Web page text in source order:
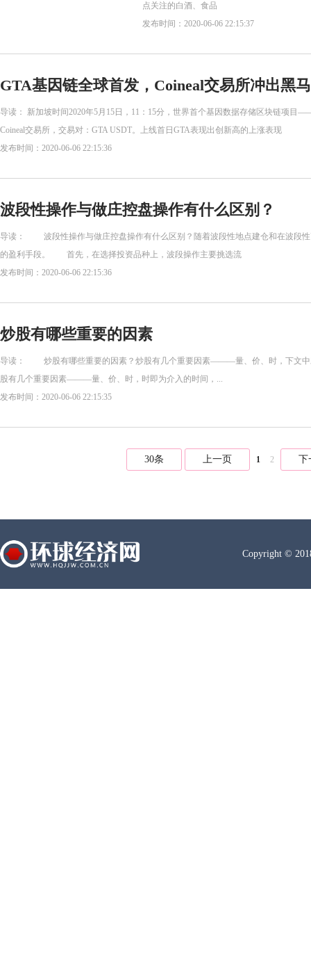
点关注的白酒、食品
发布时间：2020-06-06 22:15:37
GTA基因链全球首发，Coineal交易所冲出黑马
导读： 新加坡时间2020年5月15日，11：15分，世界首个基因数据存储区块链项目
Coineal交易所，交易对：GTA USDT。上线首日GTA表现出创新高的上涨表现
发布时间：2020-06-06 22:15:36
波段性操作与做庄控盘操作有什么区别？
导读： 波段性操作与做庄控盘操作有什么区别？随着波段性地点建仓和在波段性
的盈利手段。 首先，在选择投资品种上，波段操作主要挑选流
发布时间：2020-06-06 22:15:36
炒股有哪些重要的因素
导读： 炒股有哪些重要的因素？炒股有几个重要因素———量、价、时，下文中
股有几个重要因素———量、价、时，时即为介入的时间，...
发布时间：2020-06-06 22:15:35
30条 上一页 1 2 下
Copyright ©